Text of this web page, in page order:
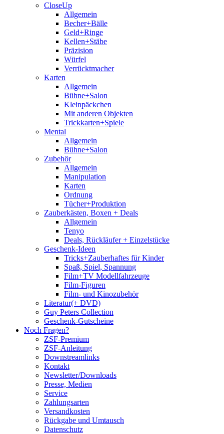
CloseUp
Allgemein
Becher+Bälle
Geld+Ringe
Kellen+Stäbe
Präzision
Würfel
Verrücktmacher
Karten
Allgemein
Bühne+Salon
Kleinpäckchen
Mit anderen Objekten
Trickkarten+Spiele
Mental
Allgemein
Bühne+Salon
Zubehör
Allgemein
Manipulation
Karten
Ordnung
Tücher+Produktion
Zauberkästen, Boxen + Deals
Allgemein
Tenyo
Deals, Rückläufer + Einzelstücke
Geschenk-Ideen
Tricks+Zauberhaftes für Kinder
Spaß, Spiel, Spannung
Film+TV Modellfahrzeuge
Film-Figuren
Film- und Kinozubehör
Literatur(+ DVD)
Guy Peters Collection
Geschenk-Gutscheine
Noch Fragen?
ZSF-Premium
ZSF-Anleitung
Downstreamlinks
Kontakt
Newsletter/Downloads
Presse, Medien
Service
Zahlungsarten
Versandkosten
Rückgabe und Umtausch
Datenschutz